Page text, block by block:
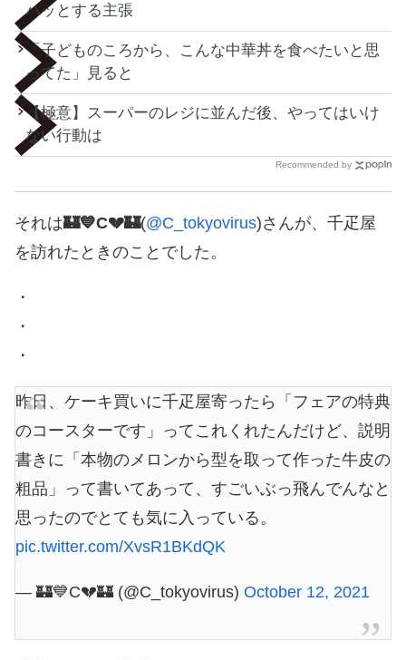
ハッとする主張
「子どものころから、こんな中華丼を食べたいと思
ってた」見ると
【極意】スーパーのレジに並んだ後、やってはいけ
ない行動は
Recommended by
それは🏰💙C💔🏰(@C_tokyovirus)さんが、千疋屋
を訪れたときのことでした。
・
・
・
昨日、ケーキ買いに千疋屋寄ったら「フェアの特典
のコースターです」ってこれくれたんだけど、説明
書きに「本物のメロンから型を取って作った牛皮の
粗品」って書いてあって、すごいぶっ飛んでんなと
思ったのでとても気に入っている。
pic.twitter.com/XvsR1BKdQK
— 🏰💙C💔🏰 (@C_tokyovirus) October 12, 2021